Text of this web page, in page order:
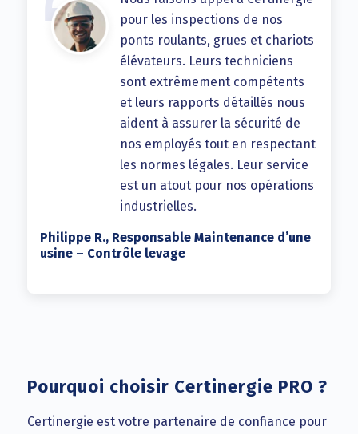
pour les inspections de nos
ponts roulants, grues et chariots
élévateurs. Leurs techniciens
sont extrêmement compétents
et leurs rapports détaillés nous
aident à assurer la sécurité de
nos employés tout en respectant
les normes légales. Leur service
est un atout pour nos opérations
industrielles.
Philippe R., Responsable Maintenance d’une
usine – Contrôle levage
Pourquoi choisir Certinergie PRO ?
Certinergie est votre partenaire de confiance pour